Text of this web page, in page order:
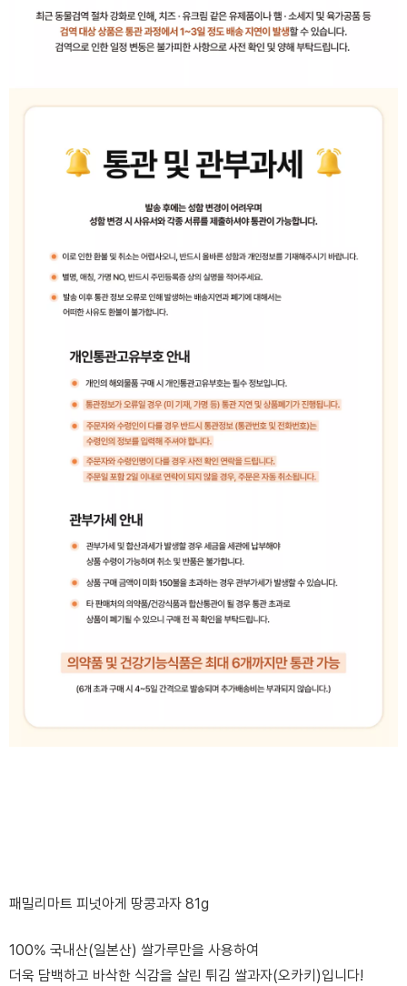
패밀리마트 피넛아게 땅콩과자 81g
100% 국내산(일본산) 쌀가루만을 사용하여
더욱 담백하고 바삭한 식감을 살린 튀김 쌀과자(오카키)입니다!